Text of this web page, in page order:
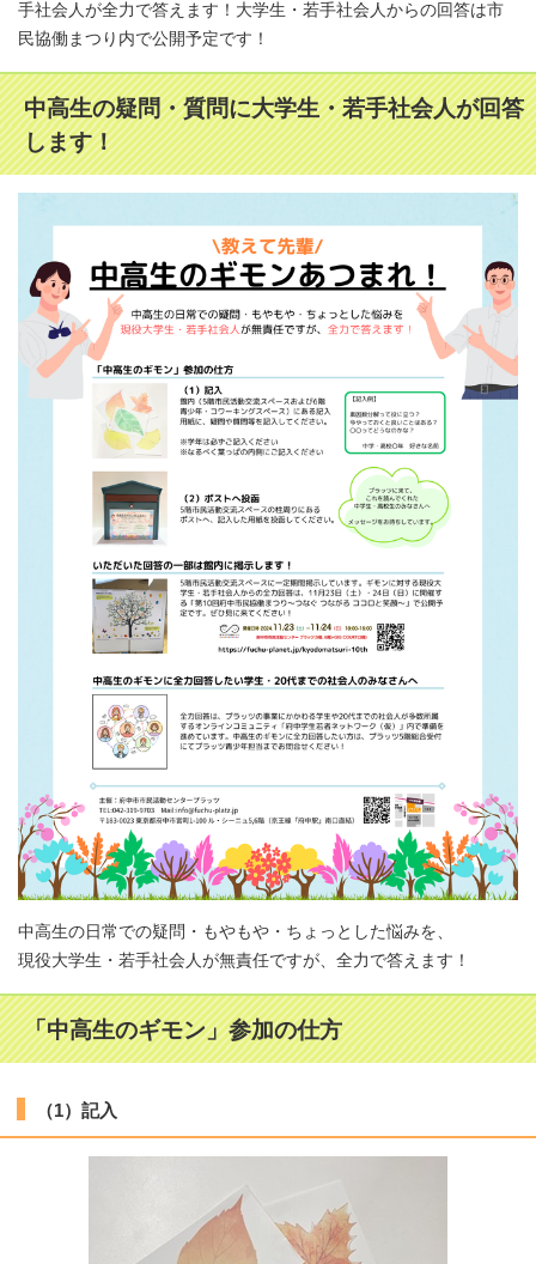
手社会人が全力で答えます！大学生・若手社会人からの回答は市
民協働まつり内で公開予定です！
中高生の疑問・質問に大学生・若手社会人が回答
します！
中高生の日常での疑問・もやもや・ちょっとした悩みを、
現役大学生・若手社会人が無責任ですが、全力で答えます！
「中高生のギモン」参加の仕方
（1）記入